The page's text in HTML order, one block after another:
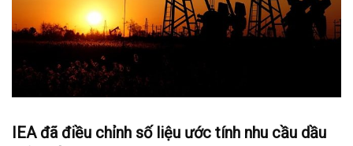
IEA đã điều chỉnh số liệu ước tính nhu cầu dầu